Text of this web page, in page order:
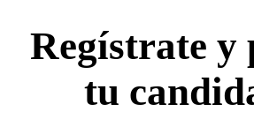
Regístrate y
tu